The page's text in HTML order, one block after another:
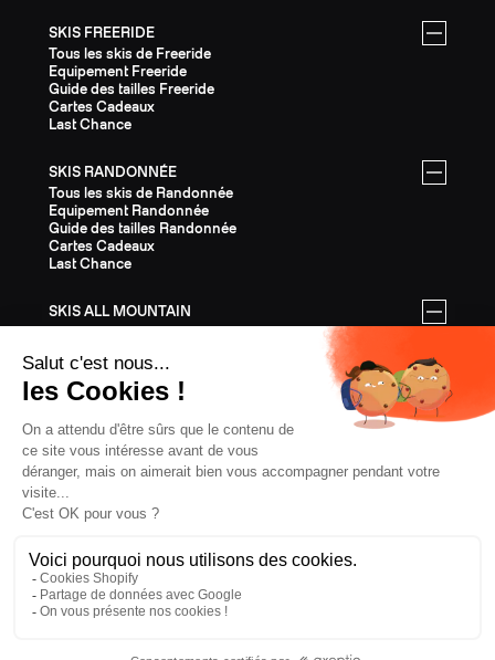
SKIS FREERIDE
Tous les skis de Freeride
Equipement Freeride
Guide des tailles Freeride
Cartes Cadeaux
Last Chance
SKIS RANDONNÉE
Tous les skis de Randonnée
Equipement Randonnée
Guide des tailles Randonnée
Cartes Cadeaux
Last Chance
SKIS ALL MOUNTAIN
Guide des tailles All Mountain
Cartes Cadeaux
Last Chance
ÉQUIPEMENT
Tout l'Équipement
Casques
Fixations
Bâtons
Couteaux
Textile
Cartes Cadeaux
Last Chance